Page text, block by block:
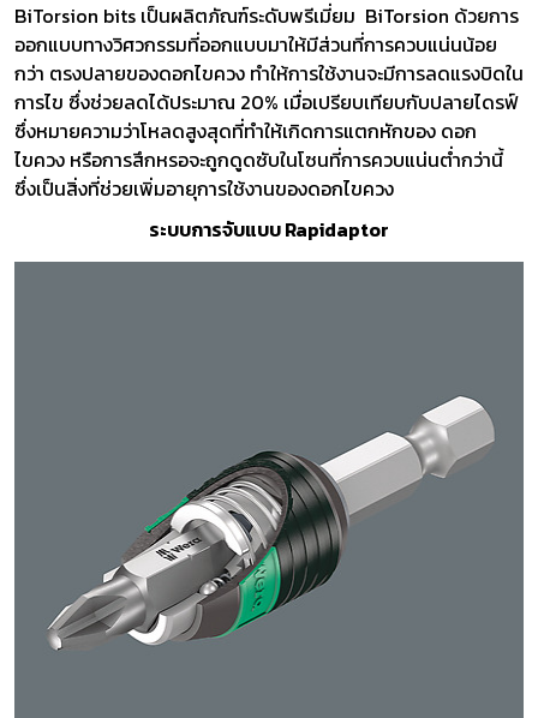
BiTorsion bits เป็นผลิตภัณฑ์ระดับพรีเมี่ยม BiTorsion ด้วยการ
ออกแบบทางวิศวกรรมที่ออกแบบมาให้มีส่วนที่การควบแน่นน้อย
กว่า ตรงปลายของดอกไขควง ทำให้การใช้งานจะมีการลดแรงบิดใน
การไข ซึ่งช่วยลดได้ประมาณ 20% เมื่อเปรียบเทียบกับปลายไดรฟ์
ซึ่งหมายความว่าโหลดสูงสุดที่ทำให้เกิดการแตกหักของ ดอก
ไขควง หรือการสึกหรอจะถูกดูดซับในโซนที่การควบแน่นต่ำกว่านี้
ซึ่งเป็นสิ่งที่ช่วยเพิ่มอายุการใช้งานของดอกไขควง
ระบบการจับแบบ Rapidaptor